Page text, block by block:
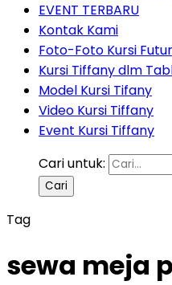
EVENT TERBARU
Kontak Kami
Foto-Foto Kursi
Kursi Tiffany dlm
Model Kursi Tifany
Video Kursi Tiffany
Event Kursi Tiffany
Cari untuk:
Tag
sewa meja